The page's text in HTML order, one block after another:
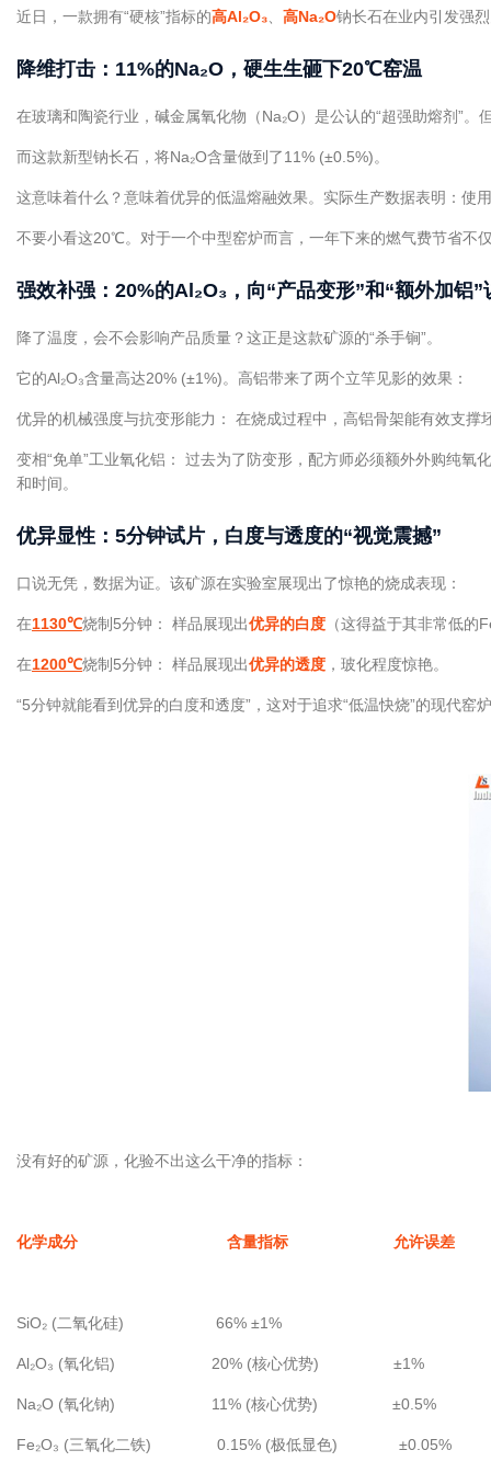
近日，一款拥有“硬核”指标的高Al₂O₃ 高Na₂O钠长石在业内引发强
降维打击：11%的Na₂O，硬生生砸下20℃窑温
在玻璃和陶瓷行业，碱金属氧化物（Na₂O）是公认的“超强助熔剂”
而这款新型钠长石，将Na₂O含量做到了11% (±0.5%)。
这意味着什么？意味着优异的低温熔融效果。实际生产数据表明：使
不要小看这20℃。对于一个中型窑炉而言，一年下来的燃气费节省不
强效补强：20%的Al₂O₃，向“产品变形”和“额外加铝”
降了温度，会不会影响产品质量？这正是这款矿源的“杀手锏”。
它的Al₂O₃含量高达20% (±1%)。高铝带来了两个立竿见影的效果：
优异的机械强度与抗变形能力： 在烧成过程中，高铝骨架能有效支
变相“免单”工业氧化铝： 过去为了防变形，配方师必须额外外购纯
和时间。
优异显性：5分钟试片，白度与透度的“视觉震撼”
口说无凭，数据为证。该矿源在实验室展现出了惊艳的烧成表现：
在1130℃烧制5分钟： 样品展现出优异的白度 （这得益于其非常低的
在1200℃烧制5分钟： 样品展现出优异的透度 ，玻化程度惊艳。
“5分钟就能看到优异的白度和透度”，这对于追求“低温快烧”的现代
没有好的矿源，化验不出这么干净的指标：
化学成分 含量指标 允许误差
SiO₂ (二氧化硅) 66% ±1%
Al₂O₃ (氧化铝) 20% (核心优势) ±1%
Na₂O (氧化钠) 11% (核心优势) ±0.5%
Fe₂O₃ (三氧化二铁) 0.15% (极低显色) ±0.05%